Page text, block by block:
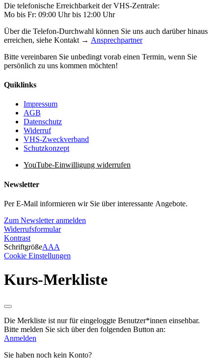
Die telefonische Erreichbarkeit der VHS-Zentrale:
Mo bis Fr: 09:00 Uhr bis 12:00 Uhr
Über die Telefon-Durchwahl können Sie uns auch darüber hinaus
erreichen, siehe Kontakt → Ansprechpartner
Bitte vereinbaren Sie unbedingt vorab einen Termin, wenn Sie
persönlich zu uns kommen möchten!
Quiklinks
Impressum
AGB
Datenschutz
Widerruf
VHS-Zweckverband
Schutzkonzept
YouTube-Einwilligung widerrufen
Newsletter
Per E-Mail informieren wir Sie über interessante Angebote.
Zum Newsletter anmelden
Widerrufsformular
Kontrast
SchriftgrößeAAA
Cookie Einstellungen
Kurs-Merkliste
Die Merkliste ist nur für eingeloggte Benutzer*innen einsehbar.
Bitte melden Sie sich über den folgenden Button an:
Anmelden
Sie haben noch kein Konto?